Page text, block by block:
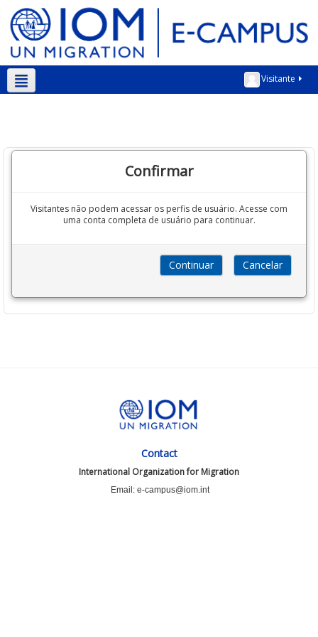
Visitante
Confirmar
Visitantes não podem acessar os perfis de usuário. Acesse com
uma conta completa de usuário para continuar.
Contact
International Organization for Migration
Email: e-campus@iom.int